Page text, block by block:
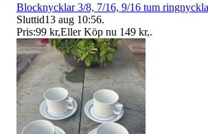
Blocknycklar 3/8, 7/16, 9/16 tum
Sluttid13 aug 10:56.
Pris:99 kr,Eller Köp nu 149 kr,.